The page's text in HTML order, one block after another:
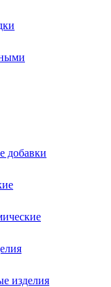
добавки
изделия